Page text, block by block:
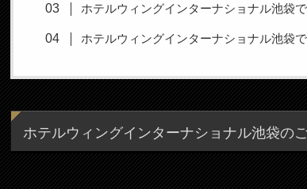
ホテルウィングインターナショナル池袋
ホテルウィングインターナショナル池袋
ホテルウィングインターナショナル池袋の